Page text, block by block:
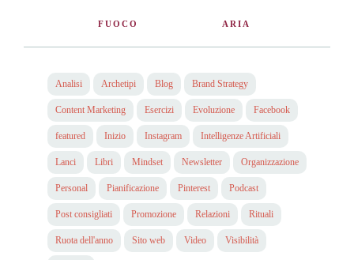
FUOCO ARIA
Analisi Archetipi Blog Brand Strategy
Content Marketing Esercizi Evoluzione Facebook
featured Inizio Instagram Intelligenze Artificiali
Lanci Libri Mindset Newsletter Organizzazione
Personal Pianificazione Pinterest Podcast
Post consigliati Promozione Relazioni Rituali
Ruota dell'anno Sito web Video Visibilità